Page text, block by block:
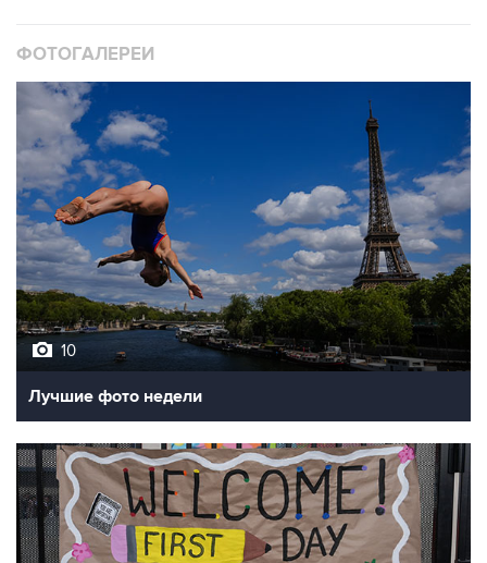
ФОТОГАЛЕРЕИ
10
Лучшие фото недели